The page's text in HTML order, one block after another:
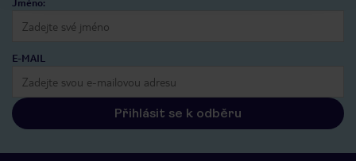
E-MAIL
Přihlásit se k odběru